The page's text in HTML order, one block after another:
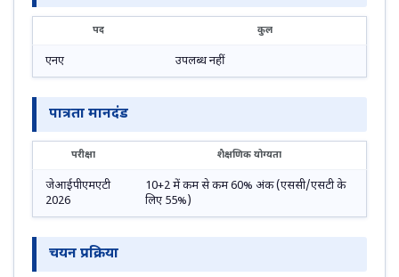
पद कुल
एनए उपलब्ध नहीं
पात्रता मानदंड
परीक्षा शैक्षणिक योग्यता
जेआईपीएमएटी
2026
10+2 में कम से कम 60% अंक (एससी/एसटी के
लिए 55%)
चयन प्रक्रिया